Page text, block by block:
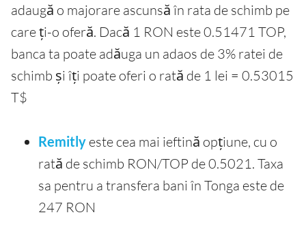
adaugă o majorare ascunsă în rata de schimb pe
care ți-o oferă. Dacă 1 RON este 0.51471 TOP,
banca ta poate adăuga un adaos de 3% ratei de
schimb și îți poate oferi o rată de 1 lei = 0.53015
T$
Remitly este cea mai ieftină opțiune, cu o
rată de schimb RON/TOP de 0.5021. Taxa
sa pentru a transfera bani în Tonga este de
247 RON